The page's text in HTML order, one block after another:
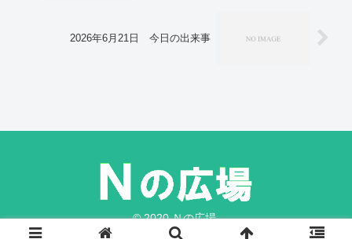
2026年6月21日 今日の出来事
© 2020 Ｎの広場.